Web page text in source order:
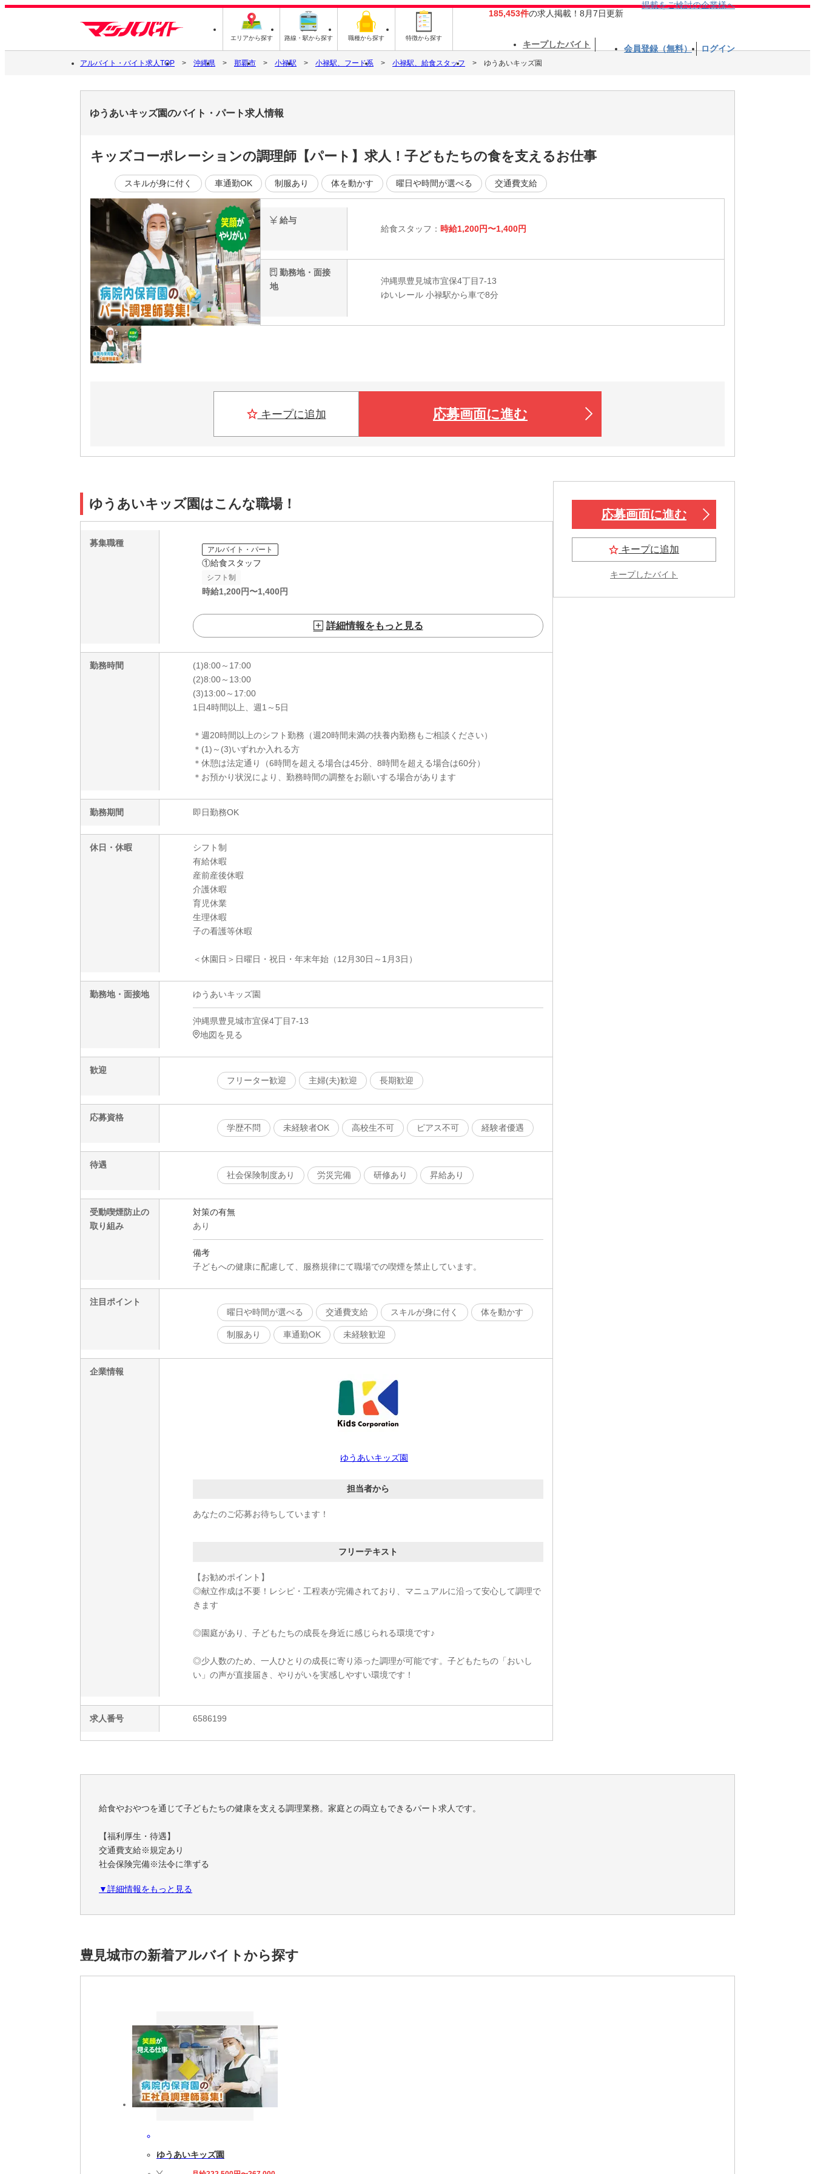
エリアから探す 路線・駅から探す 職種から探す 特徴から探す
185,453件の求人掲載！8月7日更新
掲載をご検討の企業様へ
キープしたバイト 会員登録（無料） ログイン
アルバイト・バイト求人TOP 沖縄県 那覇市 小禄駅 小禄駅、フード系 小禄駅、給食スタッフ ゆうあいキッズ園
ゆうあいキッズ園のバイト・パート求人情報
キッズコーポレーションの調理師【パート】求人！子どもたちの食を支えるお仕事
スキルが身に付く 車通勤OK 制服あり 体を動かす 曜日や時間が選べる 交通費支給
給与
給食スタッフ： 時給1,200円〜1,400円
勤務地・面接
地
沖縄県豊見城市宜保4丁目7-13
ゆいレール 小禄駅から車で8分
キープに追加 応募画面に進む
ゆうあいキッズ園はこんな職場！
募集職種
アルバイト・パート
①給食スタッフ
シフト制
時給1,200円〜1,400円
詳細情報をもっと見る
勤務時間
(1)8:00～17:00
(2)8:00～13:00
(3)13:00～17:00
1日4時間以上、週1～5日
＊週20時間以上のシフト勤務（週20時間未満の扶養内勤務もご相談ください）
＊(1)～(3)いずれか入れる方
＊休憩は法定通り（6時間を超える場合は45分、8時間を超える場合は60分）
＊お預かり状況により、勤務時間の調整をお願いする場合があります
勤務期間 即日勤務OK
休日・休暇
シフト制
有給休暇
産前産後休暇
介護休暇
育児休業
生理休暇
子の看護等休暇
＜休園日＞日曜日・祝日・年末年始（12月30日～1月3日）
勤務地・面接地 ゆうあいキッズ園
沖縄県豊見城市宜保4丁目7-13
地図を見る
歓迎
フリーター歓迎
主婦(夫)歓迎 長期歓迎
応募資格
学歴不問
未経験者OK 高校生不可 ピアス不可 経験者優遇
待遇
社会保険制度あり
労災完備 研修あり 昇給あり
受動喫煙防止の
取り組み
対策の有無
あり
備考
子どもへの健康に配慮して、服務規律にて職場での喫煙を禁止しています。
注目ポイント
曜日や時間が選べる
交通費支給 スキルが身に付く 体を動かす
制服あり 車通勤OK 未経験歓迎
企業情報
ゆうあいキッズ園
担当者から
あなたのご応募お待ちしています！
フリーテキスト
【お勧めポイント】
◎献立作成は不要！レシピ・工程表が完備されており、マニュアルに沿って安心して調理で
きます
◎園庭があり、子どもたちの成長を身近に感じられる環境です♪
◎少人数のため、一人ひとりの成長に寄り添った調理が可能です。子どもたちの「おいし
い」の声が直接届き、やりがいを実感しやすい環境です！
求人番号 6586199
応募画面に進む
キープに追加
キープしたバイト
給食やおやつを通じて子どもたちの健康を支える調理業務。家庭との両立もできるパート求人です。
【福利厚生・待遇】
交通費支給※規定あり
社会保険完備※法令に準ずる
昇給年1回
■新制度
インフルエンザワクチン4000円会社負担
妊活/美容サポート※規定有
【労働条件1】
期間の定め：有（2027/3/31迄、以降1年ごと）
契約の更新：有（原則自動更新）
更新上限：有（通算契約期間は5年を上限とする）
【労働条件2】
▼詳細情報をもっと見る
豊見城市の新着アルバイトから探す
ゆうあいキッズ園